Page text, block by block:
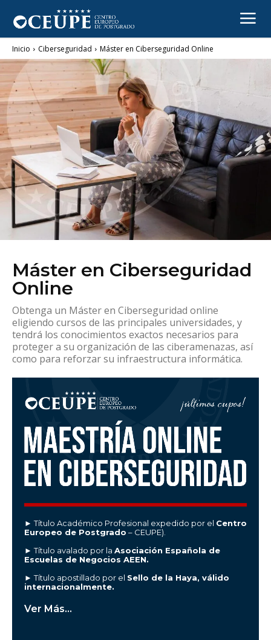
Inicio Ciberseguridad Máster en Ciberseguridad Online
Máster en Ciberseguridad
Online
Obtenga un Máster en Ciberseguridad online
eligiendo cursos de las principales universidades, y
tendrá los conocimientos exactos necesarios para
proteger a su organización de las ciberamenazas, así
como para reforzar su infraestructura informática.
► Título Académico Profesional expedido por el Centro
Europeo de Postgrado – CEUPE).
► Título avalado por la Asociación Española de
Escuelas de Negocios AEEN.
► Título apostillado por el Sello de la Haya, válido
internacionalmente.
Ver Más...